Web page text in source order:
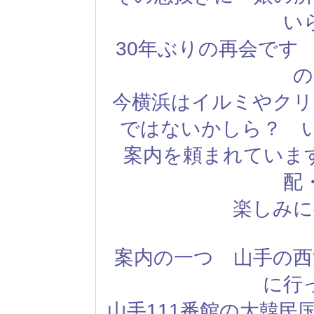
い
30年ぶりの再会です
今横浜はイルミやク
ではないかしら？
案内を頼まれてい
配
楽しみ
案内の一つ 山手の西
に行